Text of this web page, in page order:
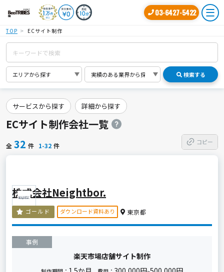
03-6427-5422
TOP ECサイト制作
検索する
サービスから探す 詳細から探す
ECサイト制作会社一覧
コピー
全 32 件 1-32 件
株式会社Neightbor.
ゴールド ダウンロード資料あり 東京都
事例
楽天市場店舗サイト制作